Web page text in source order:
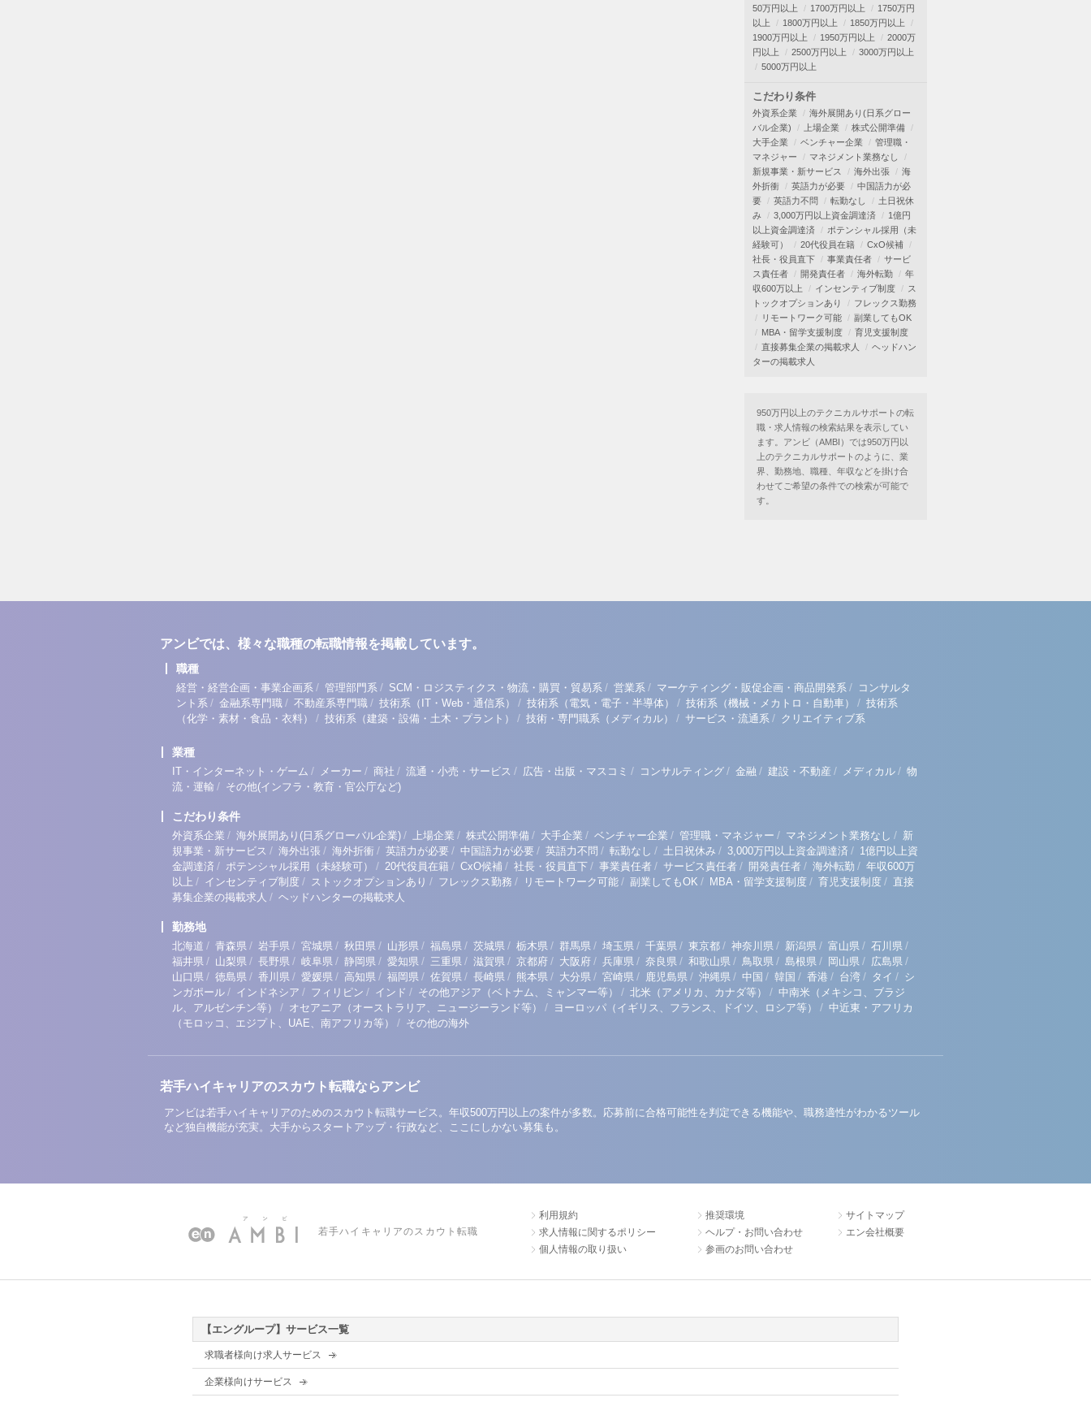
50万円以上
1700万円以上
1750万円
以上
1800万円以上
1850万円以上
1900万円以上
1950万円以上
2000万
円以上
2500万円以上
3000万円以上
5000万円以上
こだわり条件
外資系企業
海外展開あり(日系グロー
バル企業)
上場企業
株式公開準備
大手企業
ベンチャー企業
管理職・
マネジャー
マネジメント業務なし
新規事業・新サービス
海外出張
海
外折衝
英語力が必要
中国語力が必
要
英語力不問 転勤なし
土日祝休
み
3,000万円以上資金調達済
1億円
以上資金調達済
ポテンシャル採用（未
経験可）
20代役員在籍
CxO候補
社長・役員直下
事業責任者
サービ
ス責任者
開発責任者 海外転勤
年
収600万以上
インセンティブ制度
ス
トックオプションあり
フレックス勤務
リモートワーク可能
副業してもOK
MBA・留学支援制度
育児支援制度
直接募集企業の掲載求人
ヘッドハン
ターの掲載求人
950万円以上のテクニカルサポートの転
職・求人情報の検索結果を表示してい
ます。アンビ（AMBI）では950万円以
上のテクニカルサポートのように、業
界、勤務地、職種、年収などを掛け合
わせてご希望の条件での検索が可能で
す。
アンビでは、様々な職種の転職情報を掲載しています。
職種
経営・経営企画・事業企画系 / 管理部門系 / SCM・ロジスティクス・物流・購買・貿易系 / 営業系 / マーケティング・販促企画・商品開発系 / コンサルタ
ント系 / 金融系専門職 / 不動産系専門職 / 技術系（IT・Web・通信系） / 技術系（電気・電子・半導体） / 技術系（機械・メカトロ・自動車） / 技術系
（化学・素材・食品・衣料）
/ 技術系（建築・設備・土木・プラント） / 技術・専門職系（メディカル） / サービス・流通系 / クリエイティブ系
業種
IT・インターネット・ゲーム / メーカー / 商社 / 流通・小売・サービス / 広告・出版・マスコミ / コンサルティング / 金融 / 建設・不動産 / メディカル / 物
流・運輸 / その他(インフラ・教育・官公庁など)
こだわり条件
外資系企業 / 海外展開あり(日系グローバル企業) / 上場企業 / 株式公開準備 / 大手企業 / ベンチャー企業 / 管理職・マネジャー / マネジメント業務なし / 新
規事業・新サービス / 海外出張 / 海外折衝 / 英語力が必要 / 中国語力が必要 / 英語力不問 / 転勤なし / 土日祝休み / 3,000万円以上資金調達済 / 1億円以上資
金調達済 / ポテンシャル採用（未経験可） / 20代役員在籍 / CxO候補 / 社長・役員直下 / 事業責任者 / サービス責任者 / 開発責任者 / 海外転勤 / 年収600万
以上 / インセンティブ制度 / ストックオプションあり / フレックス勤務 / リモートワーク可能 / 副業してもOK / MBA・留学支援制度 / 育児支援制度 / 直接
募集企業の掲載求人 / ヘッドハンターの掲載求人
勤務地
北海道 / 青森県 / 岩手県 / 宮城県 / 秋田県 / 山形県 / 福島県 / 茨城県 / 栃木県 / 群馬県 / 埼玉県 / 千葉県 / 東京都 / 神奈川県 / 新潟県 / 富山県 / 石川県 /
福井県 / 山梨県 / 長野県 / 岐阜県 / 静岡県 / 愛知県 / 三重県 / 滋賀県 / 京都府 / 大阪府 / 兵庫県 / 奈良県 / 和歌山県 / 鳥取県 / 島根県 / 岡山県 / 広島県 /
山口県 / 徳島県 / 香川県 / 愛媛県 / 高知県 / 福岡県 / 佐賀県 / 長崎県 / 熊本県 / 大分県 / 宮崎県 / 鹿児島県 / 沖縄県 / 中国 / 韓国 / 香港 / 台湾 / タイ / シ
ンガポール / インドネシア / フィリピン / インド / その他アジア（ベトナム、ミャンマー等） / 北米（アメリカ、カナダ等） / 中南米（メキシコ、ブラジ
ル、アルゼンチン等）
/ オセアニア（オーストラリア、ニュージーランド等） / ヨーロッパ（イギリス、フランス、ドイツ、ロシア等） / 中近東・アフリカ
（モロッコ、エジプト、UAE、南アフリカ等）
/ その他の海外
若手ハイキャリアのスカウト転職ならアンビ
アンビは若手ハイキャリアのためのスカウト転職サービス。年収500万円以上の案件が多数。応募前に合格可能性を判定できる機能や、職務適性がわかるツール
など独自機能が充実。大手からスタートアップ・行政など、ここにしかない募集も。
若手ハイキャリアのスカウト転職
利用規約
求人情報に関するポリシー
個人情報の取り扱い
推奨環境
ヘルプ・お問い合わせ
参画のお問い合わせ
サイトマップ
エン会社概要
【エングループ】サービス一覧
求職者様向け求人サービス
企業様向けサービス